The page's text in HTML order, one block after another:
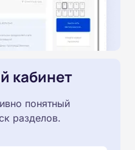
кабинет
понятный
разделов.